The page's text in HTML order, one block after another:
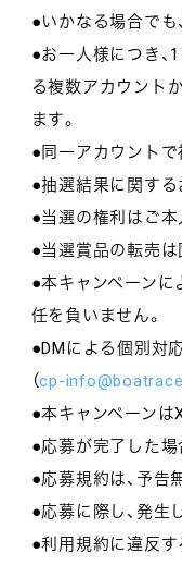
●いかなる場合でも
●お一人様につき、
る複数アカウント
ます。
●同一アカウントで
●抽選結果に関す
●当選の権利はご本
●当選賞品の転売
●本キャンペーンに
任を負いません。
●DMによる個別対
（cp-
●本キャンペーンは
●応募が完了した場
●応募規約は、予告
●応募に際し、発生
●利用規約に違反